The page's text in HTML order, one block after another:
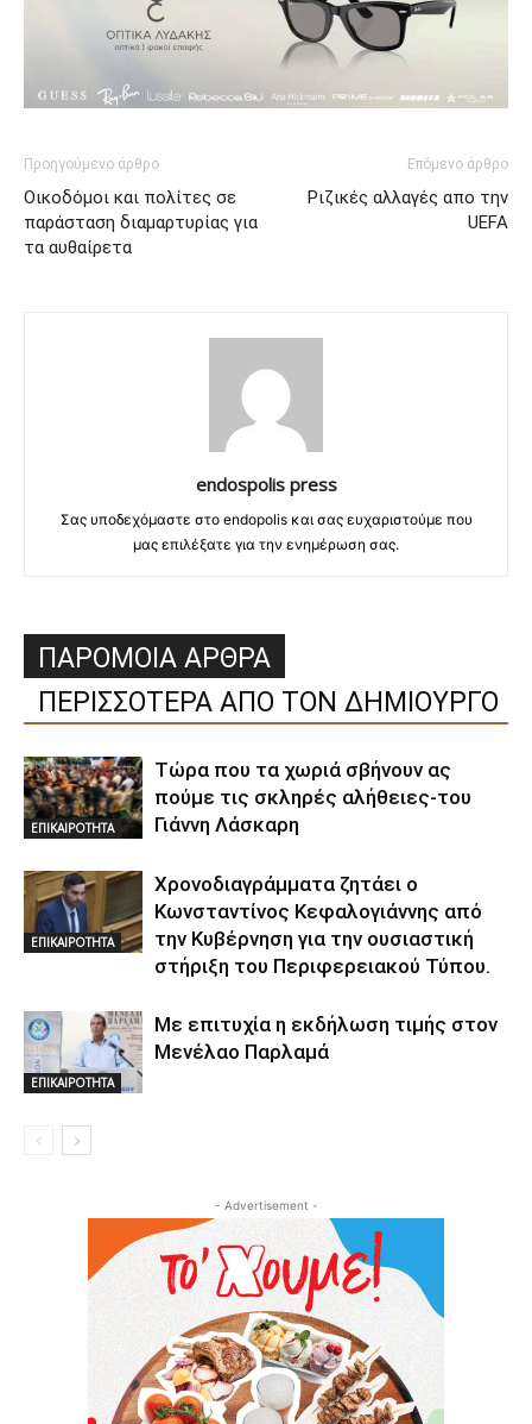
Προηγούμενο άρθρο
Οικοδόμοι και πολίτες σε
παράσταση διαμαρτυρίας για
τα αυθαίρετα
Επόμενο άρθρο
Ριζικές αλλαγές απο την
UEFA
endospolis press
Σας υποδεχόμαστε στο endopolis και σας ευχαριστούμε που
μας επιλέξατε για την ενημέρωση σας.
ΠΑΡΟΜΟΙΑ ΑΡΘΡΑ
ΠΕΡΙΣΣΟΤΕΡΑ ΑΠΟ ΤΟΝ ΔΗΜΙΟΥΡΓΟ
ΕΠΙΚΑΙΡΟΤΗΤΑ
Τώρα που τα χωριά σβήνουν ας
πούμε τις σκληρές αλήθειες-του
Γιάννη Λάσκαρη
ΕΠΙΚΑΙΡΟΤΗΤΑ
Χρονοδιαγράμματα ζητάει ο
Κωνσταντίνος Κεφαλογιάννης από
την Κυβέρνηση για την ουσιαστική
στήριξη του Περιφερειακού Τύπου.
ΕΠΙΚΑΙΡΟΤΗΤΑ
Με επιτυχία η εκδήλωση τιμής στον
Μενέλαο Παρλαμά
- Advertisement -